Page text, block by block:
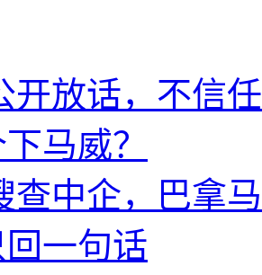
开放话，不信
马威？
查中企，巴拿
一句话